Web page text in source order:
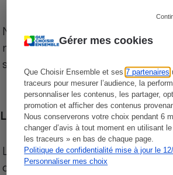
Gérer mes cookies
Que Choisir Ensemble et ses7 partenaires
traceurs pour mesurer l’audience, la
personnaliser les contenus, les partager,
promotion et afficher des contenus
Nous conserverons votre choix pendant 6
changer d’avis à tout moment en utilisant
les traceurs » en bas de chaque page.
Politique de confidentialité mise à jour le
Personnaliser mes choix
Notre comparateur de
niveau de prix des
sur le territoire français.
Les comparaisons de prix
Les comparaisons sont réalisées
des produits des magasins. Les